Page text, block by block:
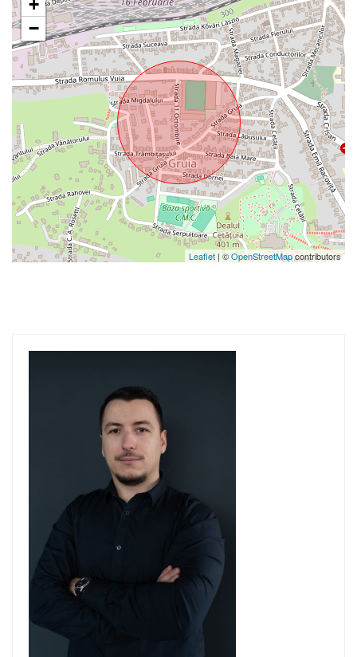
+
−
Leaflet | ©OpenStreetMapcontributors